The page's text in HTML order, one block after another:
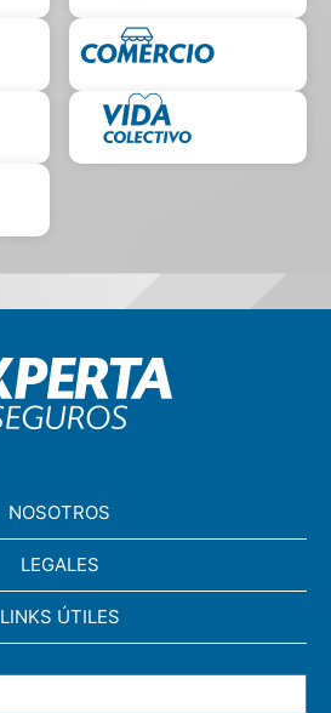
NOSOTROS
LEGALES
LINKS ÚTILES